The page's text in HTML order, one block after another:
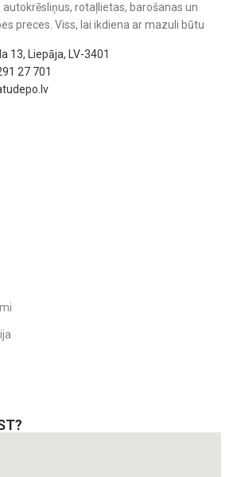
autokrēsliņus, rotaļlietas, barošanas un
preces. Viss, lai ikdiena ar mazuli būtu
13, Liepāja, LV-3401
27 701